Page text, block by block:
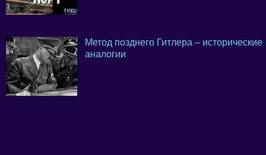
Метод позднего Гитлера – исторические
аналогии